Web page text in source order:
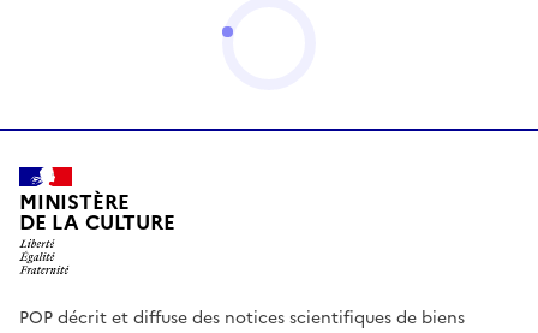
MINISTÈRE
DE LA CULTURE
POP décrit et diffuse des notices scientifiques de biens